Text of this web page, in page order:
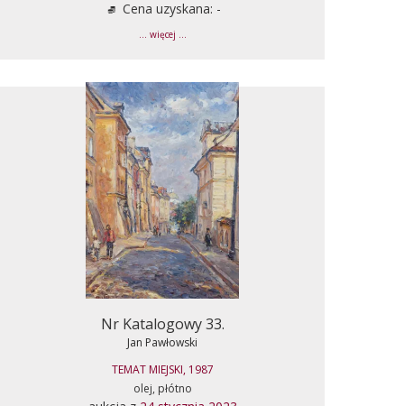
Cena uzyskana: -
... więcej ...
Nr Katalogowy 33.
Jan Pawłowski
TEMAT MIEJSKI, 1987
olej, płótno